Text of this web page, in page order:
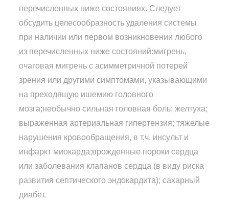
перечисленных ниже состояниях. Следует
обсудить целесообразность удаления системы
при наличии или первом возникновении любого
из перечисленных ниже состояний:мигрень,
очаговая мигрень с асимметричной потерей
зрения или другими симптомами, указывающими
на преходящую ишемию головного
мозга;необычно сильная головная боль; желтуха;
выраженная артериальная гипертензия; тяжелые
нарушения кровообращения, в т.ч. инсульт и
инфаркт миокарда;врожденные пороки сердца
или заболевания клапанов сердца (в виду риска
развития септического эндокардита); сахарный
диабет.